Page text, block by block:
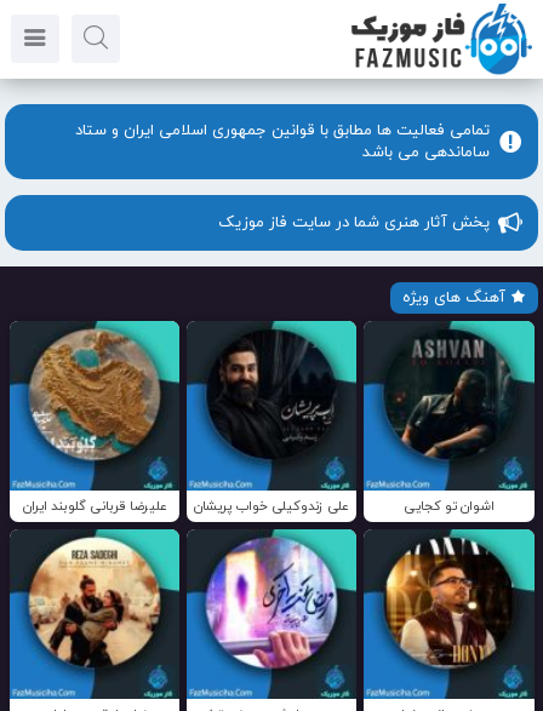
تمامی فعالیت ها مطابق با قوانین جمهوری اسلامی ایران و ستاد
ساماندهی می باشد
پخش آثار هنری شما در سایت فاز موزیک
آهنگ های ویژه
اشوان تو کجایی علی زندوکیلی خواب پریشان علیرضا قربانی گلوبند ایران